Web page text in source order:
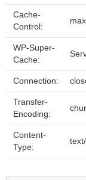
Cache-
Control:
WP-Super-
Cache:
Connection:
Transfer-
Encoding:
Content-
Type: